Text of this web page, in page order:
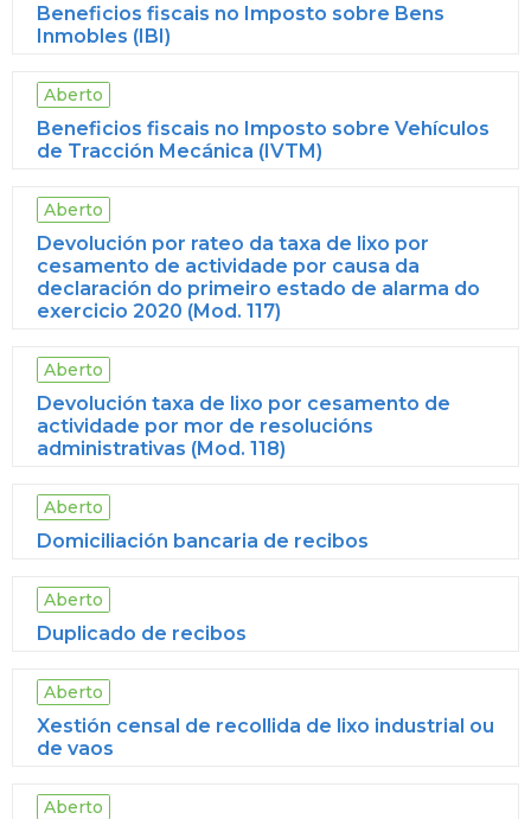
Beneficios fiscais no Imposto sobre Bens
Inmobles (IBI)
Aberto
Beneficios fiscais no Imposto sobre Vehículos
de Tracción Mecánica (IVTM)
Aberto
Devolución por rateo da taxa de lixo por
cesamento de actividade por causa da
declaración do primeiro estado de alarma do
exercicio 2020 (Mod. 117)
Aberto
Devolución taxa de lixo por cesamento de
actividade por mor de resolucións
administrativas (Mod. 118)
Aberto
Domiciliación bancaria de recibos
Aberto
Duplicado de recibos
Aberto
Xestión censal de recollida de lixo industrial ou
de vaos
Aberto